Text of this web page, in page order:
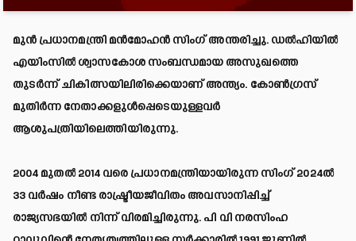
മുന്‍ പ്രധാനമന്ത്രി മന്‍മോഹന്‍ സിംഗ് അന്തരിച്ചു. ഡല്‍ഹിയില്‍
എയിംസില്‍ ശ്വാസകോശ സംബന്ധമായ അസുഖത്തെ
തുടര്‍ന്ന് ചികിത്സയിലിരിക്കെയാണ് അന്ത്യം. കോണ്‍ഗ്രസ്
മുതിര്‍ന്ന നേതാക്കളുള്‍പ്പെടെയുള്ളവര്‍
ആശുപത്രിയിലെത്തിയിരുന്നു.
2004 മുതല്‍ 2014 വരെ പ്രധാനമന്ത്രിയായിരുന്ന സിംഗ് 2024ല്‍
33 വര്‍ഷം നീണ്ട രാഷ്ട്രീയജീവിതം അവസാനിപ്പിച്ച്
രാജ്യസഭയില്‍ നിന്ന് വിരമിച്ചിരുന്നു. പി വി നരസിംഹ